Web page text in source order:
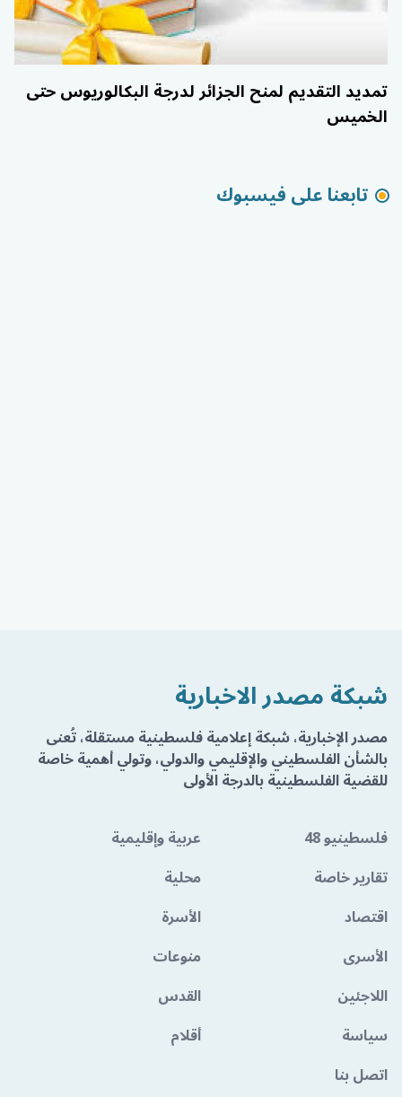
تمديد التقديم لمنح الجزائر لدرجة البكالوريوس حتى
الخميس
تابعنا على فيسبوك
شبكة مصدر الاخبارية
مصدر الإخبارية، شبكة إعلامية فلسطينية مستقلة، تُعنى
بالشأن الفلسطيني والإقليمي والدولي، وتولي أهمية خاصة
للقضية الفلسطينية بالدرجة الأولى
فلسطينيو 48
عربية وإقليمية
تقارير خاصة
محلية
اقتصاد
الأسرة
الأسرى
منوعات
اللاجئين
القدس
سياسة
أقلام
اتصل بنا